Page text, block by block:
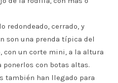
redondeado, cerrado, y
son una prenda típica del
con un corte mini, a la altura
con botas altas.
también han llegado para